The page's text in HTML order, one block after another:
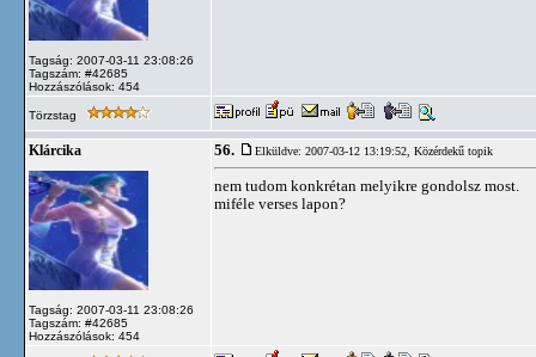
Tagság: 2007-03-11 23:08:26
Tagszám: #42685
Hozzászólások: 454
Törzstag
Klárcika
Tagság: 2007-03-11 23:08:26
Tagszám: #42685
Hozzászólások: 454
56. Elküldve: 2007-03-12 13:19:52, Közérdekű topik
nem tudom konkrétan melyikre gondolsz most.
miféle verses lapon?